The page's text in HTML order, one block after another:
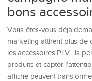
bons
Vous êtes-vous déjà
marketing attirent plus de
les accessoires PLV. Ils
produits et capter
affiche peuvent